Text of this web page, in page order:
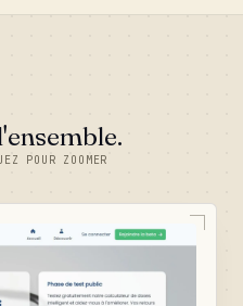
POUR ZOOMER